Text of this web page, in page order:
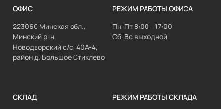
ОФИС
223060 Минская обл.,
Минский р-н,
Новодворский с/с, 40А-4,
район д. Большое Стиклево
РЕЖИМ РАБОТЫ ОФИСА
Пн-Пт 8:00 - 17:00
Сб-Вс выходной
СКЛАД
РЕЖИМ РАБОТЫ СКЛАДА